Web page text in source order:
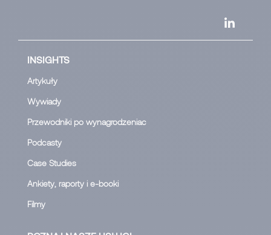
INSIGHTS
Artykuły
Wywiady
Przewodniki po wynagrodzeniac
Podcasty
Case Studies
Ankiety, raporty i e-booki
Filmy